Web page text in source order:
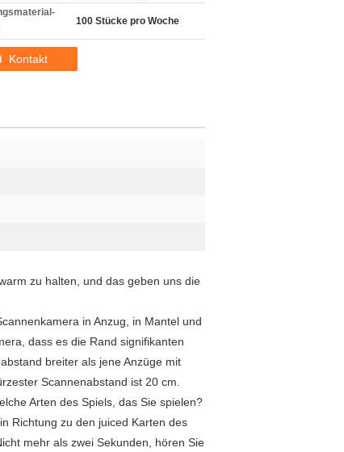
100 Stücke pro Woche
Kontakt
zu halten, und das geben uns die
in Anzug, in Mantel und
dass es die Rand signifikanten
breiter als jene Anzüge mit
Scannenabstand ist 20 cm.
Arten des Spiels, das Sie spielen?
Richtung zu den juiced Karten des
mehr als zwei Sekunden, hören Sie